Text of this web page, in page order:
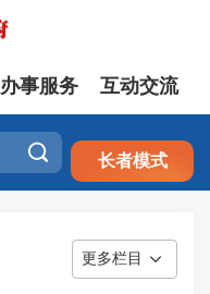
注册 登录
办事服务 互动交流
 长者模式
更多栏目